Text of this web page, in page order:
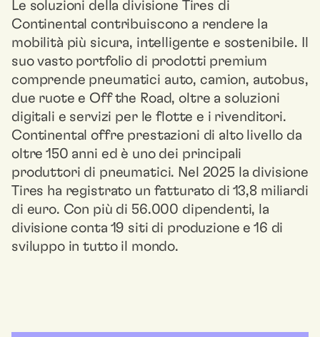
Le soluzioni della divisione Tires di
Continental contribuiscono a rendere la
mobilità più sicura, intelligente e sostenibile. Il
suo vasto portfolio di prodotti premium
comprende pneumatici auto, camion, autobus,
due ruote e Off the Road, oltre a soluzioni
digitali e servizi per le flotte e i rivenditori.
Continental offre prestazioni di alto livello da
oltre 150 anni ed è uno dei principali
produttori di pneumatici. Nel 2025 la divisione
Tires ha registrato un fatturato di 13,8 miliardi
di euro. Con più di 56.000 dipendenti, la
divisione conta 19 siti di produzione e 16 di
sviluppo in tutto il mondo.